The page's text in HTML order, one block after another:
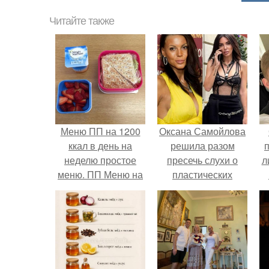
Читайте также
Меню ПП на 1200
ккал в день на
неделю простое
меню. ПП Меню на
неделю
Оксана Самойлова
решила разом
пресечь слухи о
пластических
операциях и
публично
прояснила
ситуацию.